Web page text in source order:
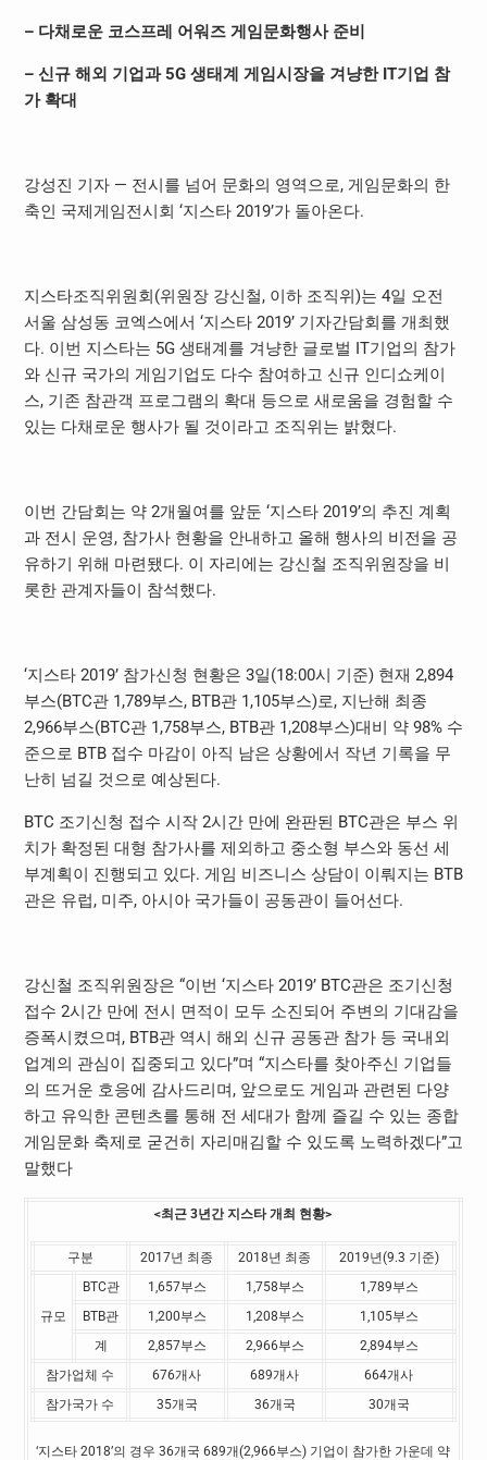
– 다채로운 코스프레 어워즈 게임문화행사 준비
– 신규 해외 기업과5G 생태계 게임시장을 겨냥한 IT기업 참
가 확대
강성진 기자 — 전시를 넘어 문화의 영역으로, 게임문화의 한
축인 국제게임전시회 ‘지스타 2019’가 돌아온다.
지스타조직위원회(위원장 강신철, 이하 조직위)는 4일 오전
서울 삼성동 코엑스에서 ‘지스타 2019’ 기자간담회를 개최했
다. 이번 지스타는 5G 생태계를 겨냥한 글로벌 IT기업의 참가
와 신규 국가의 게임기업도 다수 참여하고 신규 인디쇼케이
스, 기존 참관객 프로그램의 확대 등으로 새로움을 경험할 수
있는 다채로운 행사가 될 것이라고 조직위는 밝혔다.
이번 간담회는 약 2개월여를 앞둔 ‘지스타 2019’의 추진 계획
과 전시 운영, 참가사 현황을 안내하고 올해 행사의 비전을 공
유하기 위해 마련됐다. 이 자리에는 강신철 조직위원장을 비
롯한 관계자들이 참석했다.
‘지스타 2019’ 참가신청 현황은 3일(18:00시 기준) 현재 2,894
부스(BTC관 1,789부스, BTB관 1,105부스)로, 지난해 최종
2,966부스(BTC관 1,758부스, BTB관 1,208부스)대비 약 98% 수
준으로 BTB 접수 마감이 아직 남은 상황에서 작년 기록을 무
난히 넘길 것으로 예상된다.
BTC 조기신청 접수 시작 2시간 만에 완판된 BTC관은 부스 위
치가 확정된 대형 참가사를 제외하고 중소형 부스와 동선 세
부계획이 진행되고 있다. 게임 비즈니스 상담이 이뤄지는 BTB
관은 유럽, 미주, 아시아 국가들이 공동관이 들어선다.
강신철 조직위원장은 “이번 ‘지스타 2019’ BTC관은 조기신청
접수 2시간 만에 전시 면적이 모두 소진되어 주변의 기대감을
증폭시켰으며, BTB관 역시 해외 신규 공동관 참가 등 국내외
업계의 관심이 집중되고 있다”며 “지스타를 찾아주신 기업들
의 뜨거운 호응에 감사드리며, 앞으로도 게임과 관련된 다양
하고 유익한 콘텐츠를 통해 전 세대가 함께 즐길 수 있는 종합
게임문화 축제로 굳건히 자리매김할 수 있도록 노력하겠다”고
말했다
<최근3년간 지스타 개최 현황>
구분 2017년 최종 2018년 최종 2019년(9.3 기준)
규모
BTC관 1,657부스 1,758부스
1,789부스
BTB관
1,200부스 1,208부스
1,105부스
계
2,857부스 2,966부스
2,894부스
참가업체 수
676개사 689개사
664개사
참가국가 수
35개국 36개국 30개국
‘지스타 2018’의 경우 36개국 689개(2,966부스) 기업이 참가한 가운데 약